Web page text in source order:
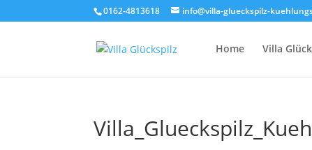
0162-4813618 info@villa-glueckspilz-
Home Villa